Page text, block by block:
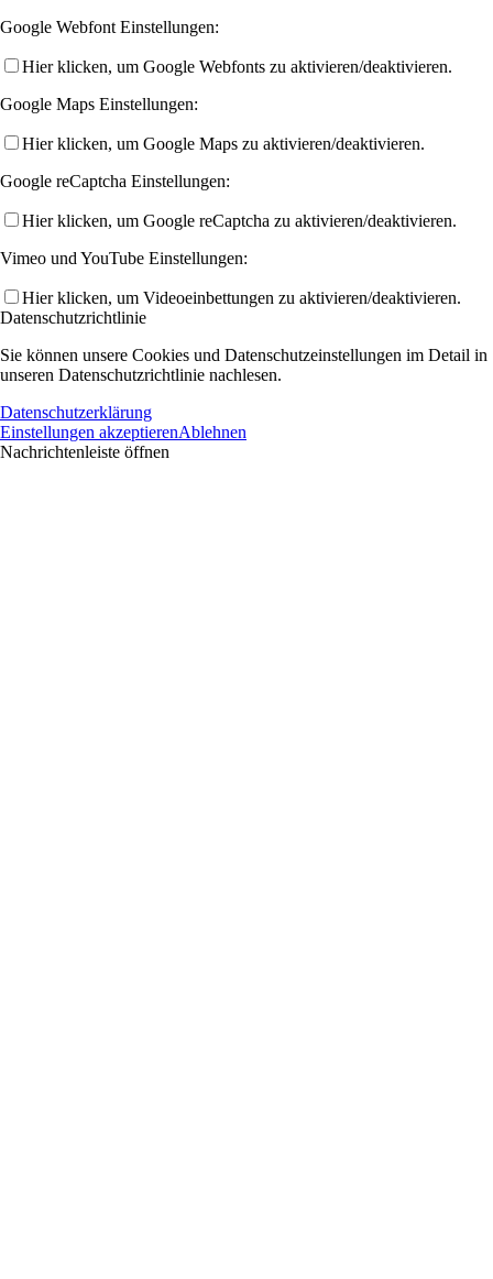
Google Webfont Einstellungen:
Hier klicken, um Google Webfonts zu aktivieren/deaktivieren.
Google Maps Einstellungen:
Hier klicken, um Google Maps zu aktivieren/deaktivieren.
Google reCaptcha Einstellungen:
Hier klicken, um Google reCaptcha zu aktivieren/deaktivieren.
Vimeo und YouTube Einstellungen:
Hier klicken, um Videoeinbettungen zu aktivieren/deaktivieren.
Datenschutzrichtlinie
Sie können unsere Cookies und Datenschutzeinstellungen im Detail in
unseren Datenschutzrichtlinie nachlesen.
Datenschutzerklärung
Einstellungen akzeptierenAblehnen
Nachrichtenleiste öffnen